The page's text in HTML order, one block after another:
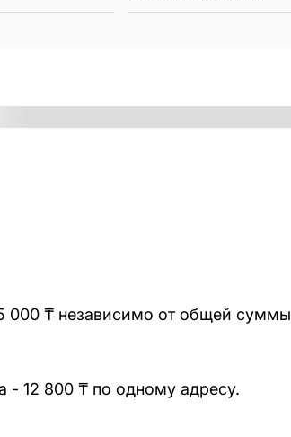
000 ₸ независимо от общей суммы
- 12 800 ₸ по одному адресу.